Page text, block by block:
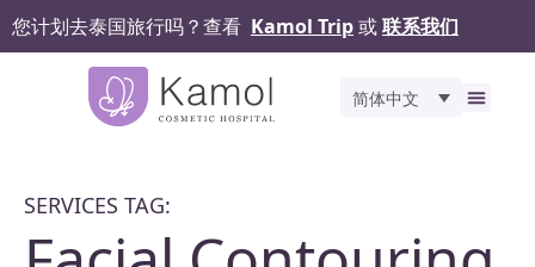
您计划去泰国旅行吗？查看 Kamol Trip或联系我们
简体中文
SERVICES TAG: